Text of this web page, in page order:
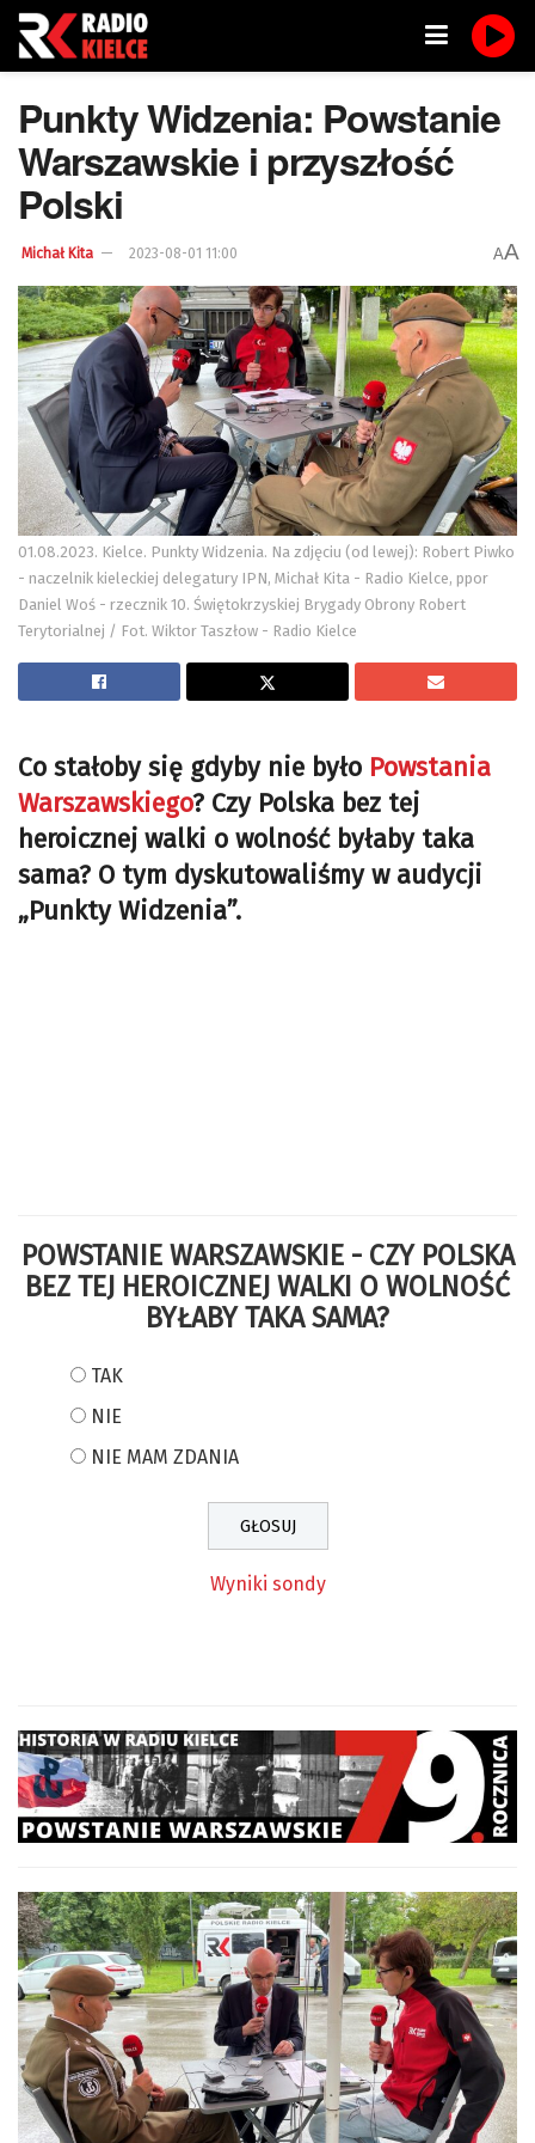
Punkty Widzenia: Powstanie
Warszawskie i przyszłość
Polski
Michał Kita 2023-08-01 11:00 AA
01.08.2023. Kielce. Punkty Widzenia. Na zdjęciu (od lewej): Robert Piwko
- naczelnik kieleckiej delegatury IPN, Michał Kita - Radio Kielce, ppor
Daniel Woś - rzecznik 10. Świętokrzyskiej Brygady Obrony Robert
Terytorialnej / Fot. Wiktor Taszłow - Radio Kielce
Co stałoby się gdyby nie było Powstania
Warszawskiego? Czy Polska bez tej
heroicznej walki o wolność byłaby taka
sama? O tym dyskutowaliśmy w audycji
„Punkty Widzenia”.
POWSTANIE WARSZAWSKIE - CZY POLSKA
BEZ TEJ HEROICZNEJ WALKI O WOLNOŚĆ
BYŁABY TAKA SAMA?
TAK
NIE
NIE MAM ZDANIA
Wyniki sondy